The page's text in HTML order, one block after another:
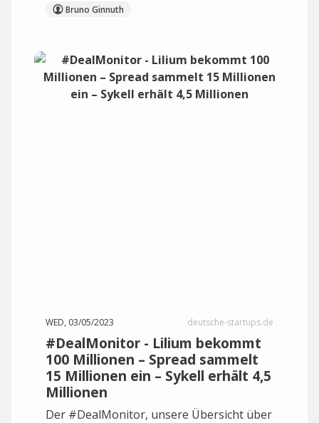
Bruno Ginnuth
WED, 03/05/2023 deutsche-startups.de
#DealMonitor - Lilium bekommt
100 Millionen – Spread sammelt
15 Millionen ein – Sykell erhält 4,5
Millionen
Der #DealMonitor, unsere Übersicht über